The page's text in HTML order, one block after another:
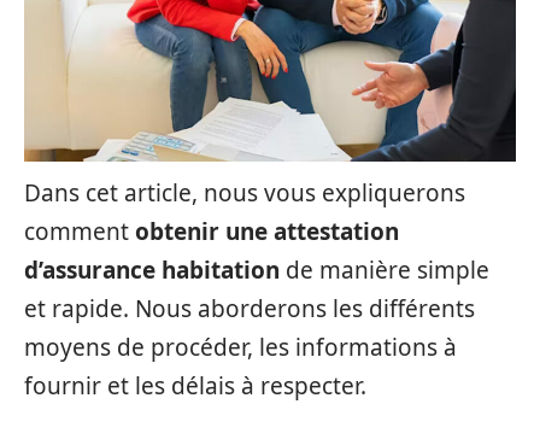
Dans cet article, nous vous expliquerons
commentobtenir une attestation
d’assurance habitation de manière simple
et rapide. Nous aborderons les différents
moyens de procéder, les informations à
fournir et les délais à respecter.